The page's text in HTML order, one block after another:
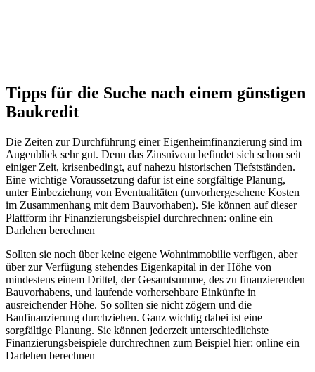
Tipps für die Suche nach einem günstigen
Baukredit
Die Zeiten zur Durchführung einer Eigenheimfinanzierung sind im
Augenblick sehr gut. Denn das Zinsniveau befindet sich schon seit
einiger Zeit, krisenbedingt, auf nahezu historischen Tiefstständen.
Eine wichtige Voraussetzung dafür ist eine sorgfältige Planung,
unter Einbeziehung von Eventualitäten (unvorhergesehene Kosten
im Zusammenhang mit dem Bauvorhaben). Sie können auf dieser
Plattform ihr Finanzierungsbeispiel durchrechnen: online ein
Darlehen berechnen
Sollten sie noch über keine eigene Wohnimmobilie verfügen, aber
über zur Verfügung stehendes Eigenkapital in der Höhe von
mindestens einem Drittel, der Gesamtsumme, des zu finanzierenden
Bauvorhabens, und laufende vorhersehbare Einkünfte in
ausreichender Höhe. So sollten sie nicht zögern und die
Baufinanzierung durchziehen. Ganz wichtig dabei ist eine
sorgfältige Planung. Sie können jederzeit unterschiedlichste
Finanzierungsbeispiele durchrechnen zum Beispiel hier: online ein
Darlehen berechnen